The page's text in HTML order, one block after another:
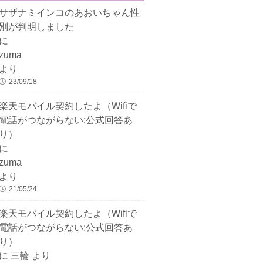
ザナミインコのあおいちゃん性
別が判明しました
に
zuma
より
23/09/18
天モバイル契約したよ（Wifiで
電話がつながらない:公式回答あ
り）
に
zuma
より
21/05/24
天モバイル契約したよ（Wifiで
電話がつながらない:公式回答あ
り）
に 三輪 より